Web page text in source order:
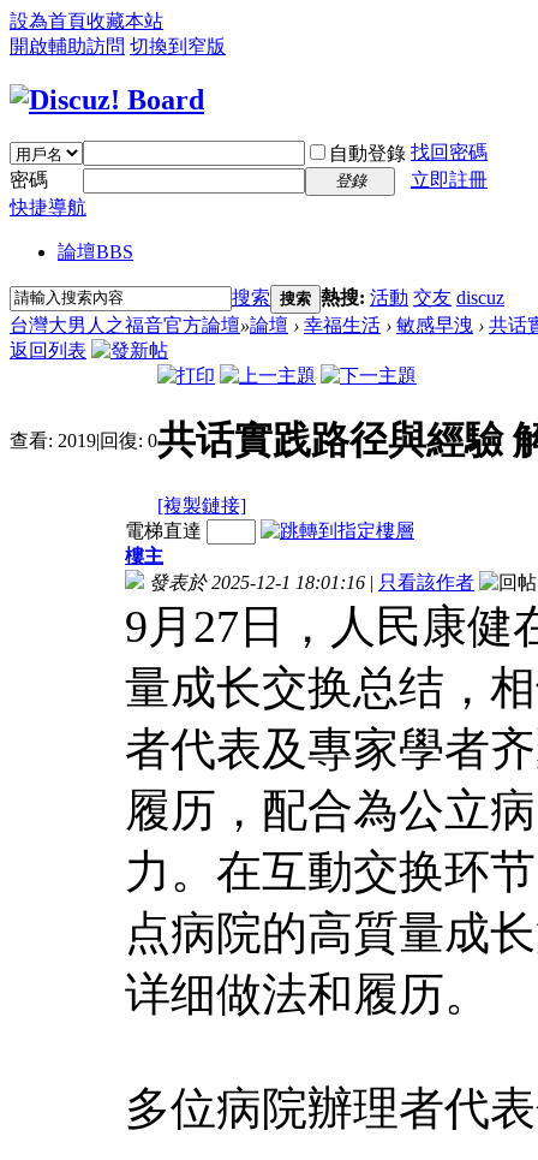
設為首頁收藏本站
開啟輔助訪問 切換到窄版
自動登錄 找回密碼
密碼
登錄
立即註冊
快捷導航
論壇BBS
搜索 搜索 熱搜: 活動 交友 discuz
台灣大男人之福音官方論壇»論壇 › 幸福生活 › 敏感早洩 › 共话
返回列表
查看: 2019|回復: 0共话實践路径與經驗
[複製鏈接]
電梯直達
樓主
發表於 2025-12-1 18:01:16 | 只看該作者
9月27日，人民康健
量成长交换总结，
者代表及專家學者
履历，配合為公立
力。在互動交换环
点病院的高質量成
详细做法和履历。
多位病院辦理者代